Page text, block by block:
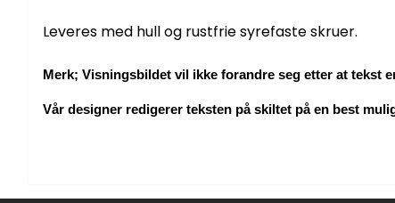
Leveres med hull og rustfrie syrefaste skruer.
Merk; Visningsbildet vil ikke forandre seg etter at tekst
Vår designer redigerer teksten på skiltet på en best